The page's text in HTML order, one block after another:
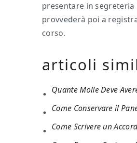
presentare in segreteria
provvederà poi a
corso.
articoli
Quante Molle Deve
Come Conservare il
Come Scrivere un